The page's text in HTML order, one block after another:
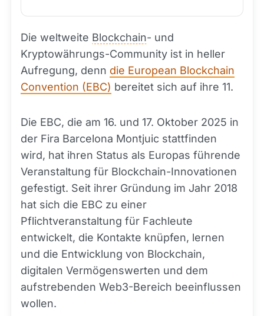
Die weltweite Blockchain- und
Kryptowährungs-Community ist in heller
Aufregung, denn die European Blockchain
Convention (EBC) bereitet sich auf ihre 11.
Die EBC, die am 16. und 17. Oktober 2025 in
der Fira Barcelona Montjuic stattfinden
wird, hat ihren Status als Europas führende
Veranstaltung für Blockchain-Innovationen
gefestigt. Seit ihrer Gründung im Jahr 2018
hat sich die EBC zu einer
Pflichtveranstaltung für Fachleute
entwickelt, die Kontakte knüpfen, lernen
und die Entwicklung von Blockchain,
digitalen Vermögenswerten und dem
aufstrebenden Web3-Bereich beeinflussen
wollen.